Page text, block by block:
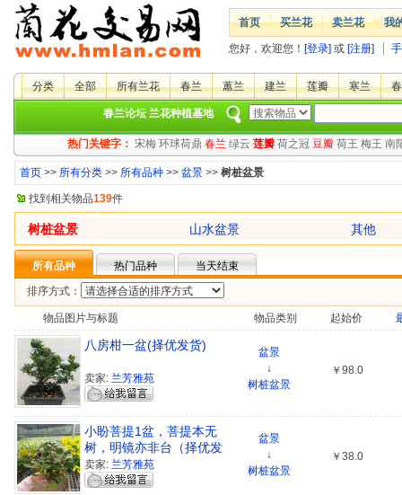
首页 买兰花 卖兰花 我
您好，欢迎您！ [登录] 或 [注册]
分类 全部 所有兰花 春兰 蕙兰 建兰 莲瓣 寒兰
春兰论坛 兰花种植基地
热门关键字： 宋梅 环球荷鼎 春兰 绿云 莲瓣 荷之冠 豆瓣 荷王 梅王 南
首页 >> 所有分类 >> 所有品种 >> 盆景 >> 树桩盆景
找到相关物品139件
树桩盆景 山水盆景 其他
所有品种 热门品种
当天结束
排序方式：
物品图片与标题 物品类别 起始价
八房柑一盆(择优发货)
卖家: 兰芳雅苑
盆景
↓
树桩盆景
￥98.0
小盼菩提1盆，菩提本无
树，明镜亦非台（择优发
货）
卖家: 兰芳雅苑
盆景
↓
树桩盆景
￥38.0